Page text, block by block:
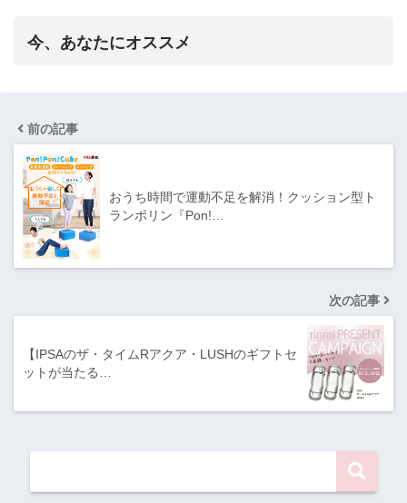
今、あなたにオススメ
前の記事
おうち時間で運動不足を解消！クッション型ト
ランポリン『Pon!…
次の記事
【IPSAのザ・タイムRアクア・LUSHのギフトセ
ットが当たる…